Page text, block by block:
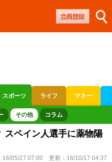
スポーツ ライフ マネー
その他 コラム
スペイン人選手に薬物陽
16/05/27 07:00 更新： 16/10/17 04:37